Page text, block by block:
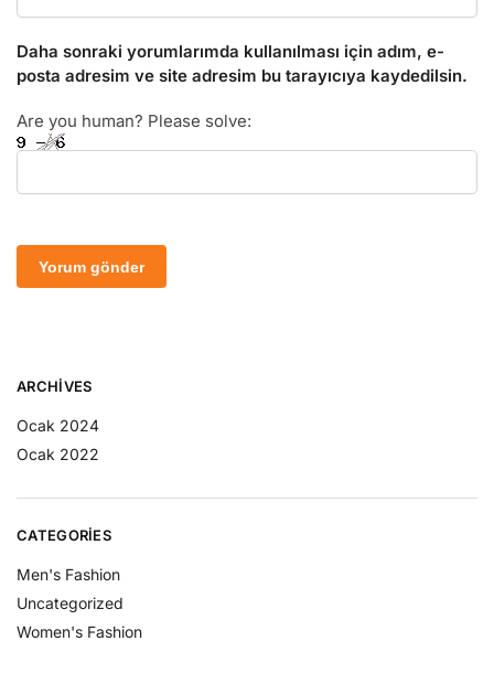
Daha sonraki yorumlarımda kullanılması için adım, e-
posta adresim ve site adresim bu tarayıcıya kaydedilsin.
Are you human? Please solve:
ARCHIVES
Ocak 2024
Ocak 2022
CATEGORIES
Men's Fashion
Uncategorized
Women's Fashion